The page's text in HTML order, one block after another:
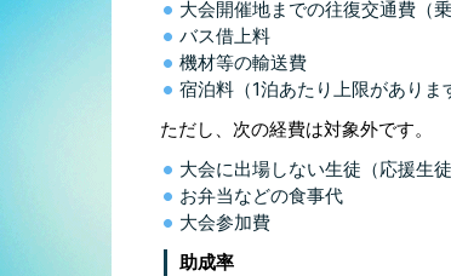
大会開催地までの往復交通費（
バス借上料
機材等の輸送費
宿泊料（1泊あたり上限がありま
ただし、次の経費は対象外です。
大会に出場しない生徒（応援生
お弁当などの食事代
大会参加費
助成率